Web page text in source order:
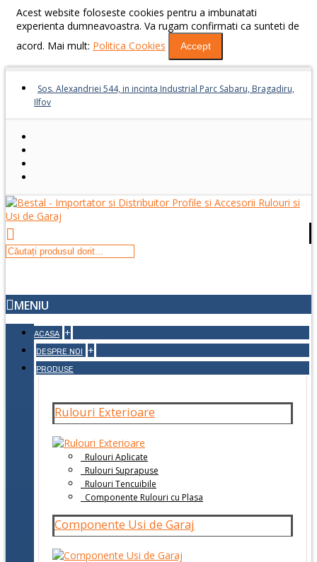
Acest website foloseste cookies pentru a imbunatati
experienta dumneavoastra. Va rugam confirmati ca sunteti de
acord. Mai mult: Politica Cookies Accept
Sos. Alexandriei 544, in incinta Industrial Parc Sabaru, Bragadiru,
Ilfov
MENIU
ACASA +
DESPRE NOI +
PRODUSE
Rulouri Exterioare
Rulouri Aplicate
Rulouri Suprapuse
Rulouri Tencuibile
Componente Rulouri cu Plasa
Componente Usi de Garaj